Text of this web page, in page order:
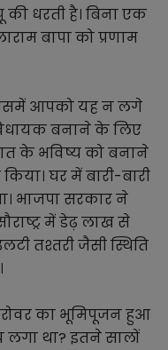
की धरती है। बिना एक
बापा को प्रणाम
आपको यह न लगे
बनाने के लिए
के भविष्य को बनाने
घर में बारी-बारी
भाजपा सरकार ने
में डेढ़ लाख से
तश्तरी जैसी स्थिति
का भूमिपूजन हुआ
लगा था? इतने सालों